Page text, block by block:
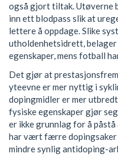
også gjort tiltak. Utøverne
inn ett blodpass slik at
lettere å oppdage. Slike
utholdenhetsidrett,
egenskaper, mens fotball
Det gjør at
yteevne er mer nyttig i
dopingmidler er mer
fysiske egenskaper gjør
er ikke grunnlag for å
har vært færre dopingsaker
mindre synlig antidoping-